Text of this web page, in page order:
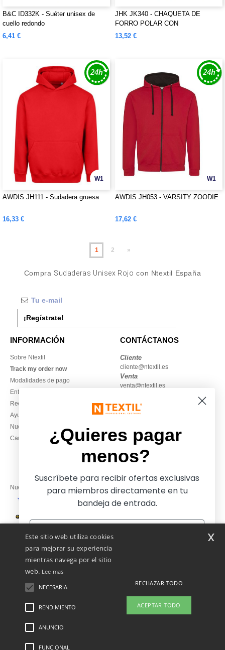
B&C ID332K - Suéter unisex de
cuello redondo
6,41 €
JHK JK340 - CHAQUETA DE
FORRO POLAR CON
CREMALLERA COMPLETA
13,52 €
W1
AWDIS JH111 - Sudadera gruesa
16,33 €
W1
AWDIS JH053 - VARSITY ZOODIE
17,62 €
1 2 »
Compra Sudaderas Unisex Rojo con Ntextil España
¡Regístrate!
INFORMACIÓN
Sobre Ntextil
Track my order now
Modalidades de pago
Entrega
Reembolsos / devoluciones
Ayuda & FAQs
Nuestros compromisos
Camisetas locales al por mayor
CONTÁCTANOS
Cliente
cliente@ntextil.es
Venta
venta@ntextil.es
930 410 200
Viernes: 10:00–14:00
Nuestros socios financieros
Menciones Legales-
Este sitio web utiliza cookies
para mejorar su experiencia
mientras navega por el sitio
web. Lee mas
NECESARIA
RENDIMIENTO
ANUNCIO
FUNCIONAL
RECHAZAR TODO
ACEPTAR TODO
x
¿Quieres pagar
menos?
Suscríbete para recibir ofertas exclusivas
para miembros directamente en tu
bandeja de entrada.
Sí, ¡quiero pagar menos!
No gracias, quiero pagar más